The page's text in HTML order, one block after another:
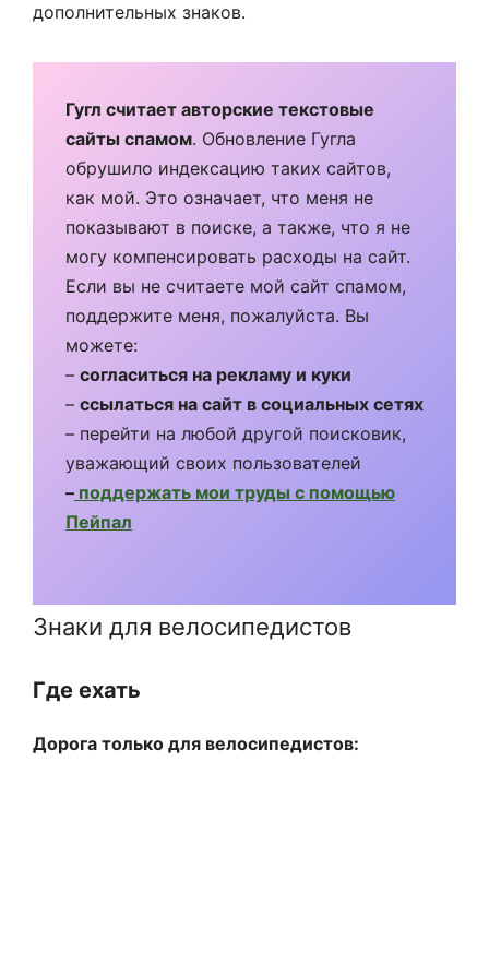
дополнительных знаков.
Гугл считает авторские текстовые
сайты спамом. Обновление Гугла
обрушило индексацию таких сайтов,
как мой. Это означает, что меня не
показывают в поиске, а также, что я не
могу компенсировать расходы на сайт.
Если вы не считаете мой сайт спамом,
поддержите меня, пожалуйста. Вы
можете:
– согласиться на рекламу и куки
– ссылаться на сайт в социальных сетях
– перейти на любой другой поисковик,
уважающий своих пользователей
– поддержать мои труды с помощью
Пейпал
Знаки для велосипедистов
Где ехать
Дорога только для велосипедистов: